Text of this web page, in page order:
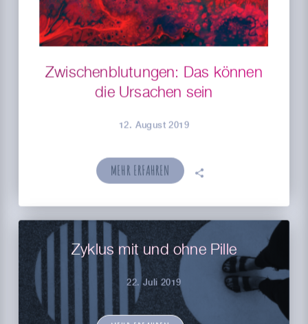
Zwischenblutungen: Das können
die Ursachen sein
12. August 2019
MEHR ERFAHREN 🗣
Zyklus mit und ohne Pille
22. Juli 2019